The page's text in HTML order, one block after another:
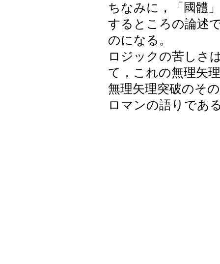
ちなみに，「國體
するところの論述
のになる。
ロジックの苦しさ
て，これの無理矢
無理矢理突破のそ
ロマンの語りであ